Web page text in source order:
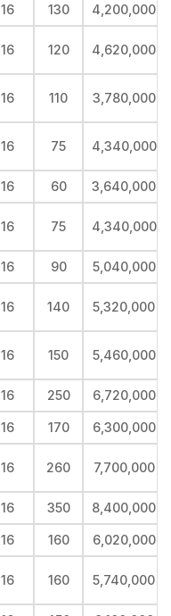
16 130 4,200,000
16 120 4,620,000
16 110 3,780,000
16 75 4,340,000
16 60 3,640,000
16 75 4,340,000
16 90 5,040,000
16 140 5,320,000
16 150 5,460,000
16 250 6,720,000
16 170 6,300,000
16 260 7,700,000
16 350 8,400,000
16 160 6,020,000
16 160 5,740,000